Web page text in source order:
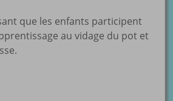
que les enfants participent
au vidage du pot et